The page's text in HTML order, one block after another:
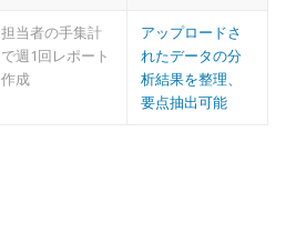
担当者の手集計
で週1回レポート
作成
アップロードさ
れたデータの分
析結果を整理、
要点抽出可能